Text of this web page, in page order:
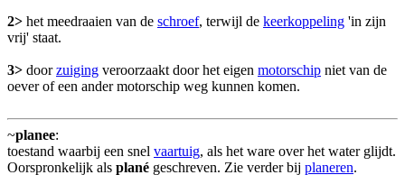
2> het meedraaien van de schroef, terwijl de keerkoppeling 'in zijn
vrij' staat.
3> doorzuiging veroorzaakt door het eigen motorschip niet van de
oever of een ander motorschip weg kunnen komen.
~planee:
toestand waarbij een snel vaartuig, als het ware over het water glijdt.
Oorspronkelijk als plané geschreven. Zie verder bij planeren.